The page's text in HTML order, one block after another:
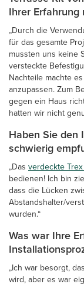
Ihrer Erfahrung
„Durch die
für das gesamte
mussten uns keine
versteckte
Nachteile machte
anzupassen. Zum
gegen ein Haus
hatten wir nicht
Haben Sie den
schwierig
„Das verdeckte
bedienen! Ich bin
dass die Lücken
Abstandshalter/
wurden.“
Was war Ihre
„Ich war besorgt,
wird, aber es war